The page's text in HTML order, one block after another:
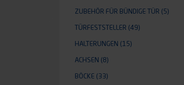
ZUBEHÖR FÜR BÜNDIGE TÜR (5)
TÜRFESTSTELLER (49)
HALTERUNGEN (15)
ACHSEN (8)
BÖCKE (33)